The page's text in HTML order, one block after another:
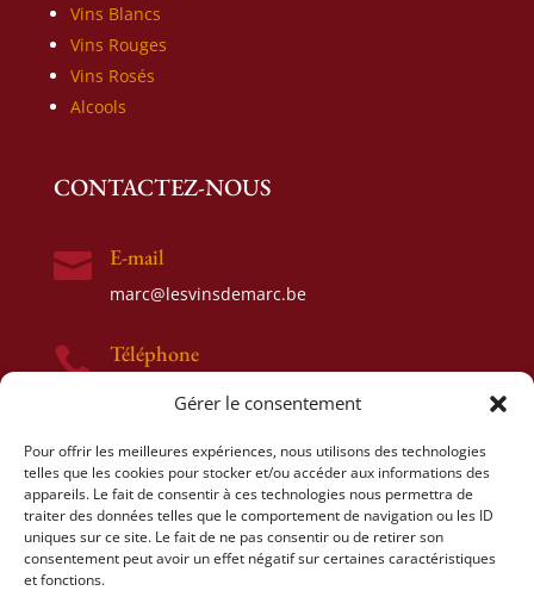
Gérer le consentement
Pour offrir les meilleures expériences, nous utilisons des technologies
telles que les cookies pour stocker et/ou accéder aux informations des
appareils. Le fait de consentir à ces technologies nous permettra de
traiter des données telles que le comportement de navigation ou les ID
uniques sur ce site. Le fait de ne pas consentir ou de retirer son
consentement peut avoir un effet négatif sur certaines caractéristiques
et fonctions.
Vins Blancs
Vins Rouges
Vins Rosés
Alcools
CONTACTEZ-NOUS
 E-mail
marc@lesvinsdemarc.be
 Téléphone
 Adresse
Rue de Samme 58
1480 Tubize